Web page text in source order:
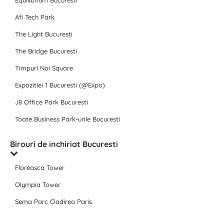
Afi Tech Park
The Light Bucuresti
The Bridge Bucuresti
Timpuri Noi Square
Expozitiei 1 Bucuresti (@Expo)
J8 Office Park Bucuresti
Toate Business Park-urile Bucuresti
Birouri de inchiriat Bucuresti
Floreasca Tower
Olympia Tower
Sema Parc Cladirea Paris